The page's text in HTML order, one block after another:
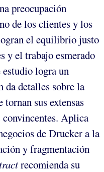
preocupación
de los clientes y los
el equilibrio justo
y el trabajo esmerado
logra un
detalles sobre la
sus extensas
convincentes. Aplica
de Drucker a la
y fragmentación
recomienda su